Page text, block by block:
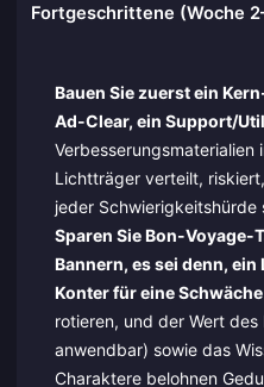
Fortgeschrittene (Woche
Bauen Sie zuerst ein
Ad-Clear, ein Support/
Verbesserungsmaterialien
Lichtträger verteilt,
jeder Schwierigkeitshürde
Sparen Sie Bon-Voyage-
Bannern, es sei denn,
Konter für eine
rotieren, und der Wert
anwendbar) sowie das
Charaktere belohnen